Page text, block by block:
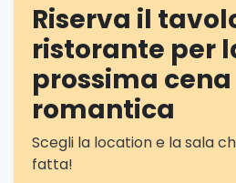
Riserva il
ristorante per
prossima cena
romantica
Scegli la location e la sala
fatta!